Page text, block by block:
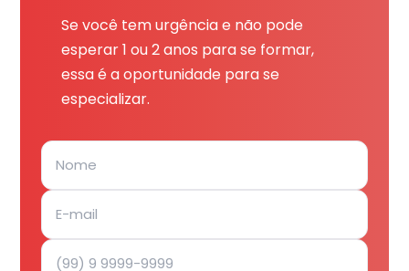
Se você tem urgência e não pode
esperar 1 ou 2 anos para se formar,
essa é a oportunidade para se
especializar.